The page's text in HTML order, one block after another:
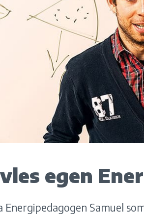
egen
Energipedagogen Samuel